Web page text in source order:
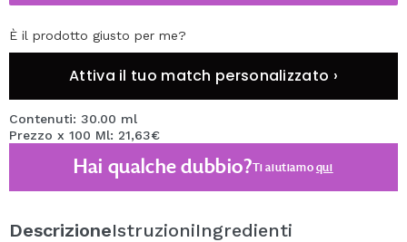
È il prodotto giusto per me?
Attiva il tuo match personalizzato ›
Contenuti: 30.00 ml
Prezzo x 100 Ml: 21,63€
Hai qualche dubbio?Ti aiutiamoqui
DescrizioneIstruzioniIngredienti